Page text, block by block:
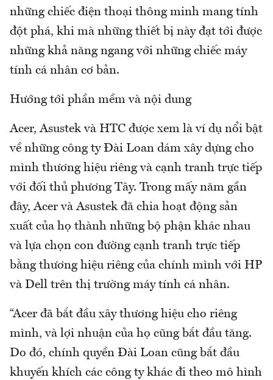
những chiếc điện thoại thông minh mang tính
đột phá, khi mà những thiết bị này đạt tới được
những khả năng ngang với những chiếc máy
tính cá nhân cơ bản.
Hướng tới phần mềm và nội dung
Acer, Asustek và HTC được xem là ví dụ nổi bật
về những công ty Đài Loan dám xây dựng cho
mình thương hiệu riêng và cạnh tranh trực tiếp
với đối thủ phương Tây. Trong mấy năm gần
đây, Acer và Asustek đã chia hoạt động sản
xuất của họ thành những bộ phận khác nhau
và lựa chọn con đường cạnh tranh trực tiếp
bằng thương hiệu riêng của chính mình với HP
và Dell trên thị trường máy tính cá nhân.
“Acer đã bắt đầu xây thương hiệu cho riêng
mình, và lợi nhuận của họ cũng bắt đầu tăng.
Do đó, chính quyền Đài Loan cũng bắt đầu
khuyến khích các công ty khác đi theo mô hình